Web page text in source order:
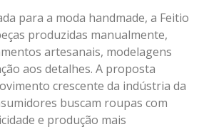
para a moda handmade, a Feitio
produzidas manualmente,
artesanais, modelagens
aos detalhes. A proposta
crescente da indústria da
buscam roupas com
e produção mais